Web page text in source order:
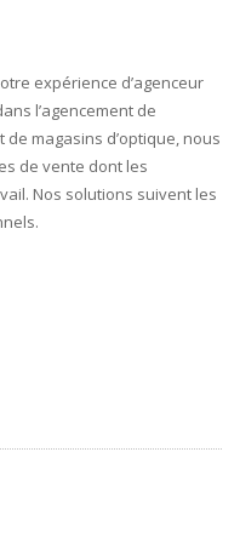
expérience d’agenceur
l’agencement de
magasins d’optique, nous
de vente dont les
Nos solutions suivent les